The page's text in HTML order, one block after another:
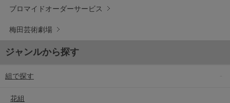
ブロマイドオーダーサービス
梅田芸術劇場
ジャンルから探す
組で探す
花組